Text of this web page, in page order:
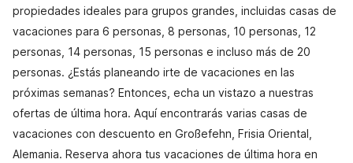
propiedades ideales para grupos grandes, incluidas casas de
vacaciones para 6 personas, 8 personas, 10 personas, 12
personas, 14 personas, 15 personas e incluso más de 20
personas. ¿Estás planeando irte de vacaciones en las
próximas semanas? Entonces, echa un vistazo a nuestras
ofertas de última hora. Aquí encontrarás varias casas de
vacaciones con descuento en Großefehn, Frisia Oriental,
Alemania. Reserva ahora tus vacaciones de última hora en